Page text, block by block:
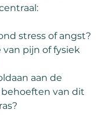
stress of angst?
van pijn of fysiek
aan de
van dit